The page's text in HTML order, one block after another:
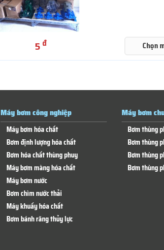
5đ Chọn
Máy bơm công nghiệp
Máy bơm hóa chất
Bơm định lượng hóa chất
Bơm hóa chất thùng phuy
Máy bơm màng hóa chất
Máy bơm nước
Bơm chìm nước thải
Máy khuấy hóa chất
Bơm bánh răng thủy lực
Máy bơm
Bơm thùng
Bơm thùng
Bơm thùng
Bơm thùng